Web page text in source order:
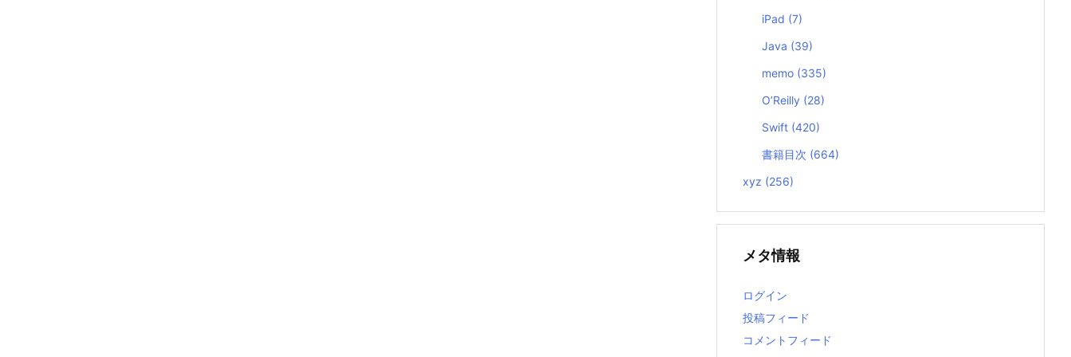
iPad (7)
Java (39)
memo (335)
O’Reilly (28)
Swift (420)
書籍目次 (664)
xyz (256)
メタ情報
ログイン
投稿フィード
コメントフィード